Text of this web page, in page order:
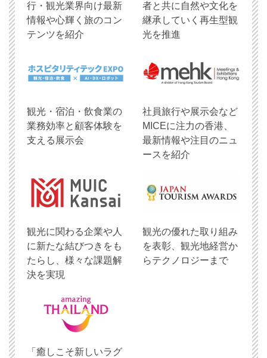
行・観光業界向け最新
情報や心輝く旅のコン
テンツを紹介
者と共に自然や文化を
継承していく再生型観
光を推進
観光・宿泊・飲食業の
業務効率と顧客体験を
支える展示会
社員旅行や展示会など
MICEに注力の香港、
最新情報や注目のニュ
ースを紹介
観光に関わる企業や人
に新たな結びつきをも
たらし、様々な課題解
決を実現
観光の優れた取り組み
を表彰、観光地経営か
らテクノロジーまで
「癒しこそ新しいラグ